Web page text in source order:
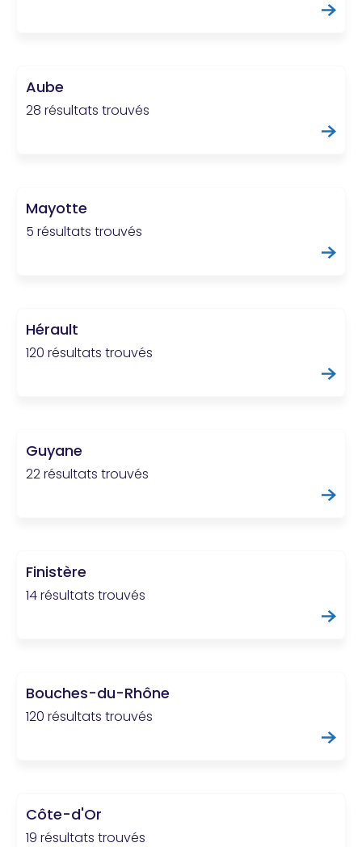
Aube
28 résultats trouvés
Mayotte
5 résultats trouvés
Hérault
120 résultats trouvés
Guyane
22 résultats trouvés
Finistère
14 résultats trouvés
Bouches-du-Rhône
120 résultats trouvés
Côte-d'Or
19 résultats trouvés